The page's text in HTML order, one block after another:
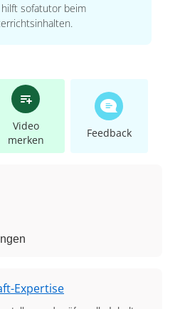
sofatutor beim
Video
merken
Feedback
Expertise